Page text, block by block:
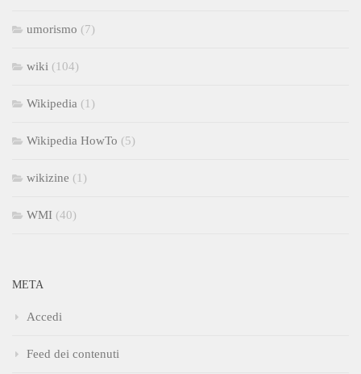
umorismo (7)
wiki (104)
Wikipedia (1)
Wikipedia HowTo (5)
wikizine (1)
WMI (40)
META
Accedi
Feed dei contenuti